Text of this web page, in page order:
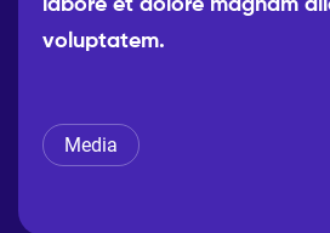
labore et dolore magnam
voluptatem.
Media